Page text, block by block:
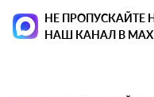
НЕ ПРОПУСКАЙТЕ
НАШ КАНАЛ В MAX